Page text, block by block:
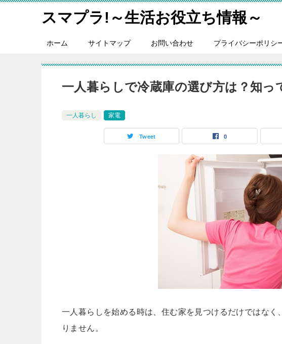
スマプラ!～生活お役立ち情報～
ホーム サイトマップ お問い合わせ プライバシーポリシ
一人暮らしで冷蔵庫の選び方は？知っ
一人暮らし 家電
Tweet 0
一人暮らしを始める時は、住む家を見つけるだけではな
りません。